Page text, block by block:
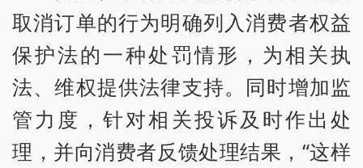
取消订单的行为明确列入消费者权益
保护法的一种处罚情形，为相关执
法、维权提供法律支持。同时增加监
管力度，针对相关投诉及时作出处
理，并向消费者反馈处理结果，“这样